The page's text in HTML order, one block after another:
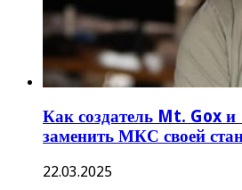
Как создатель Mt. Gox и
заменить МКС своей
22.03.2025